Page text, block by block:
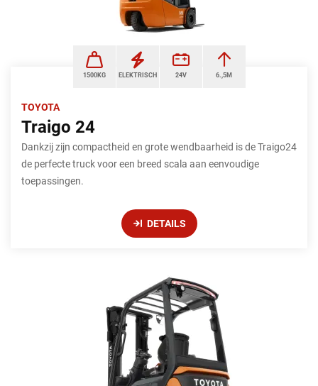
1500KG ELEKTRISCH 24V 6.,5M
TOYOTA
Traigo 24
Dankzij zijn compactheid en grote wendbaarheid is de Traigo24
de perfecte truck voor een breed scala aan eenvoudige
toepassingen.
DETAILS